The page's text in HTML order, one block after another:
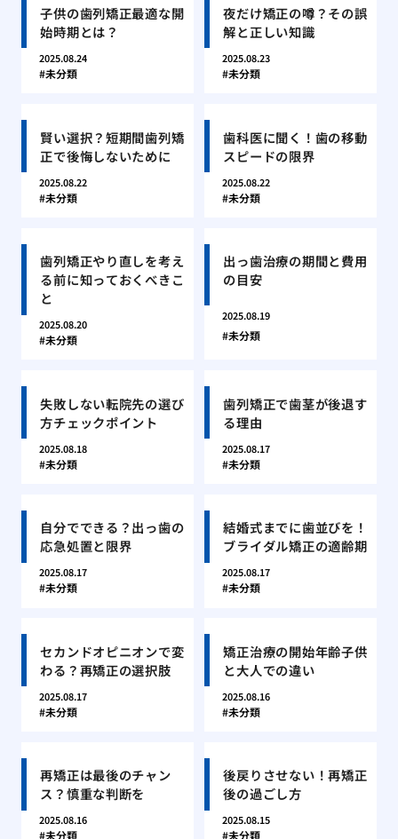
子供の歯列矯正最適な開
始時期とは？
2025.08.24
未分類
夜だけ矯正の噂？その誤
解と正しい知識
2025.08.23
未分類
賢い選択？短期間歯列矯
正で後悔しないために
2025.08.22
未分類
歯科医に聞く！歯の移動
スピードの限界
2025.08.22
未分類
歯列矯正やり直しを考え
る前に知っておくべきこ
と
2025.08.20
未分類
出っ歯治療の期間と費用
の目安
2025.08.19
未分類
失敗しない転院先の選び
方チェックポイント
2025.08.18
未分類
歯列矯正で歯茎が後退す
る理由
2025.08.17
未分類
自分でできる？出っ歯の
応急処置と限界
2025.08.17
未分類
結婚式までに歯並びを！
ブライダル矯正の適齢期
2025.08.17
未分類
セカンドオピニオンで変
わる？再矯正の選択肢
2025.08.17
未分類
矯正治療の開始年齢子供
と大人での違い
2025.08.16
未分類
再矯正は最後のチャン
ス？慎重な判断を
2025.08.16
未分類
後戻りさせない！再矯正
後の過ごし方
2025.08.15
未分類